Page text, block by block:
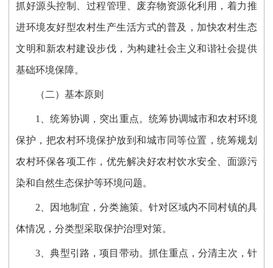
抓好源头控制、过程管理、废弃物资源化利用，着力推
进环境友好型农村生产生活方式的普及，加快农村生态
文明和新农村建设步伐，为构建社会主义和谐社会提供
基础环境保障。
（二）基本原则
1、统筹协调，突出重点。统筹协调城市和农村环境
保护，把农村环境保护放到和城市同等位置，统筹规划
农村环保各项工作，优先解决好农村饮水安全、面源污
染和自然生态保护等环境问题。
2、因地制宜，分类施策。针对区域内不同村镇的具
体情况，分类型采取保护治理对策。
3、典型引路，项目带动。抓住重点，分清主次，针